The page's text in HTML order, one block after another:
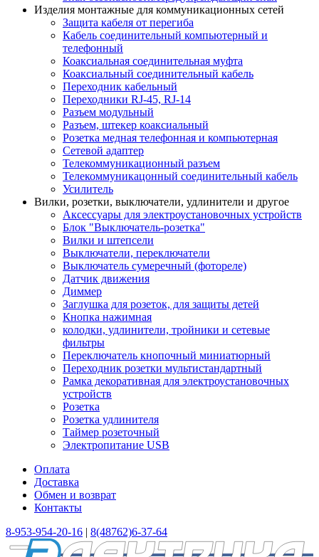
Изделия монтажные для коммуникационных сетей
Защита кабеля от перегиба
Кабель соединительный компьютерный и
телефонный
Коаксиальная соединительная муфта
Коаксиальный соединительный кабель
Переходник кабельный
Переходники RJ-45, RJ-14
Разъем модульный
Разъем, штекер коаксиальный
Розетка медная телефонная и компьютерная
Сетевой адаптер
Телекоммуникационный разъем
Телекоммуникацонный соединительный кабель
Усилитель
Вилки, розетки, выключатели, удлинители и другое
Аксессуары для электроустановочных устройств
Блок "Выключатель-розетка"
Вилки и штепсели
Выключатели, переключатели
Выключатель сумеречный (фотореле)
Датчик движения
Диммер
Заглушка для розеток, для защиты детей
Кнопка нажимная
колодки, удлинители, тройники и сетевые
фильтры
Переключатель кнопочный миниатюрный
Переходник розетки мультистандартный
Рамка декоративная для электроустановочных
устройств
Розетка
Розетка удлинителя
Таймер розеточный
Электропитание USB
Оплата
Доставка
Обмен и возврат
Контакты
8-953-954-20-16 | 8(48762)6-37-64